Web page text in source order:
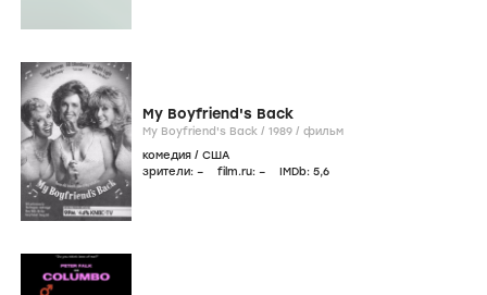
My Boyfriend's Back
My Boyfriend's Back / 1989 / фильм
комедия / США
зрители: – film.ru: – IMDb: 5,6